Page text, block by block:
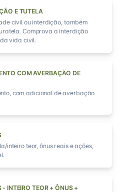
E TUTELA
civil ou interdição, também
Comprova a interdição
vida civil.
COM AVERBAÇÃO DE
com adicional de averbação
inteiro teor, ônus reais e ações,
- INTEIRO TEOR + ÔNUS +